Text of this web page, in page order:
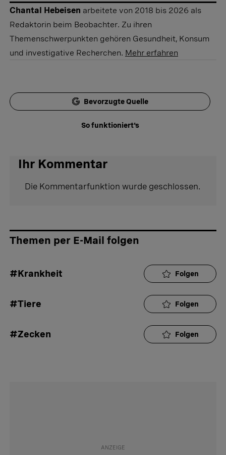
Chantal Hebeisen arbeitete von 2018 bis 2026 als
Redaktorin beim Beobachter. Zu ihren
Themenschwerpunkten gehören Gesundheit, Konsum
und investigative Recherchen. Mehr erfahren
Bevorzugte Quelle
So funktioniert's
Ihr Kommentar
Die Kommentarfunktion wurde geschlossen.
Themen per E-Mail folgen
#Krankheit Folgen
#Tiere Folgen
#Zecken Folgen